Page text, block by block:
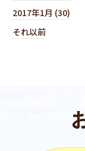
2017年1月 (30)
それ以前